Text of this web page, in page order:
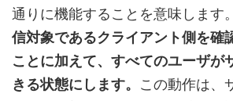
通りに機能することを意味します。
信対象であるクライアント側を確
ことに加えて、すべてのユーザが
きる状態にします。 この動作は、